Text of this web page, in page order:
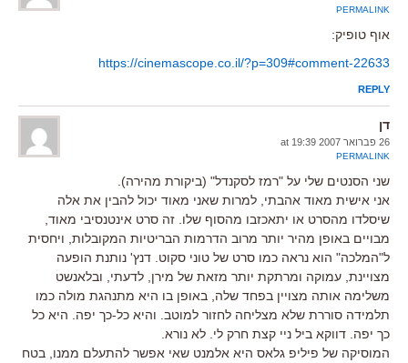
PERMALINK
אוף טופיק:
https://cinemascope.co.il/?p=309#comment-22633
REPLY
דן
26 פברואר 2007 at 19:39
PERMALINK
שני הסנטים שלי על "רמז לסקנדל" (ביקורת מהירה).
אני אישית מאוד אהבתי, למרות שאני מאוד יכול להבין את אלה
שיסלדו מהסרט או יתאכזבו מהסוף שלו. זה סרט אינטנסיבי מאוד,
מבויים באופן מהיר יותר מרוב הדרמות הבריטיות המקובלות, ויחסית
ל"המלכה" הוא נראה כמו סרט של טוני סקוט. דנץ' נותנת הופעה
מצויינת, עמוקה ומרתקת יותר מזאת של מירן, לדעתי, ובלאנשט
משלימה אותה מצויין בפחד שלה, באופן בו היא מתנהגת מולה כמו
תלמידה סוררת שלא מצליחה לחזור למוטב. והיא כל-כך יפה. היא כל
כך יפה. דווקא ביל ניי קצת חרק לי. לא נורא.
המוסיקה של פיליפ גלאס היא אלמנט שאי אפשר להתעלם ממנו, בטח